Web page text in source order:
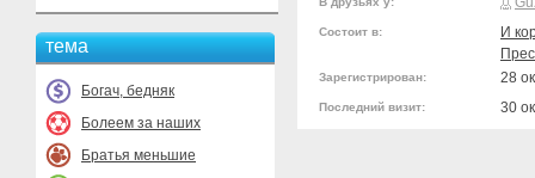
тема
Богач, бедняк
Болеем за наших
Братья меньшие
Состоит в:
И
Зарегистрирован: 28
Последний визит: 30